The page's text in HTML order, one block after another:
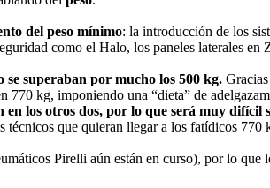
del peso mínimo: la introducción de los
como el Halo, los paneles laterales en
se superaban por mucho los 500 kg.
770 kg, imponiendo una “dieta” de
los otros dos, por lo que será muy difícil
que quieran llegar a los fatídicos 770
Pirelli aún están en curso), por lo que